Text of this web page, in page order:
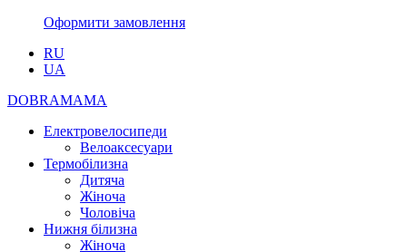
Оформити замовлення
RU
UA
DOBRAMAMA
Електровелосипеди
Велоаксесуари
Термобілизна
Дитяча
Жіноча
Чоловіча
Нижня білизна
Жіноча